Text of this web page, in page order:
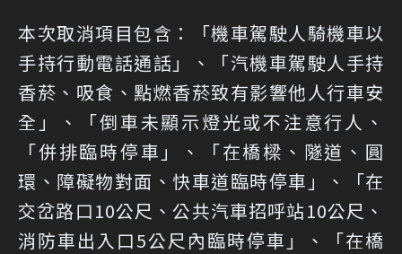
本次取消項目包含：「機車駕駛人騎機車以
手持行動電話通話」、「汽機車駕駛人手持
香菸、吸食、點燃香菸致有影響他人行車安
全」、「倒車未顯示燈光或不注意行人、
「併排臨時停車」、「在橋樑、隧道、圓
環、障礙物對面、快車道臨時停車」、「在
交岔路口10公尺、公共汽車招呼站10公尺、
消防車出入口5公尺內臨時停車」、「在橋